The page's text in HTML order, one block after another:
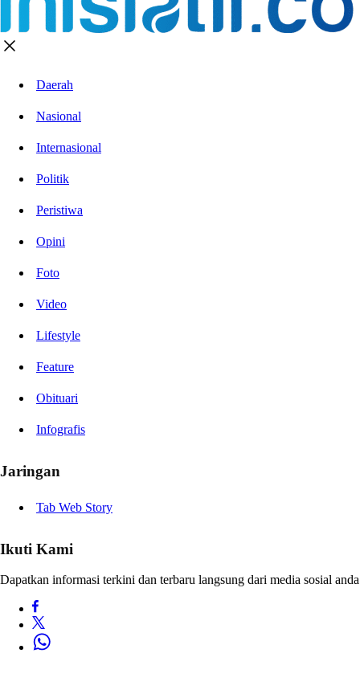
Daerah
Nasional
Internasional
Politik
Peristiwa
Opini
Foto
Video
Lifestyle
Feature
Obituari
Infografis
Jaringan
Tab Web Story
Ikuti Kami
Dapatkan informasi terkini dan terbaru langsung dari media sosial anda